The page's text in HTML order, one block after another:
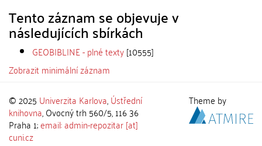
Tento záznam se objevuje v
následujících sbírkách
GEOBIBLINE - plné texty[10555]
Zobrazit minimální záznam
© 2025 Univerzita Karlova,Ústřední
knihovna, Ovocný trh 560/5, 116 36
Praha 1;email: admin-repozitar [at]
cuni.cz
Theme by